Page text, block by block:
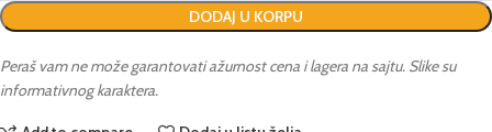
DODAJ U KORPU
Peraš vam ne može garantovati ažurnost cena i lagera na sajtu. Slike su
informativnog karaktera.